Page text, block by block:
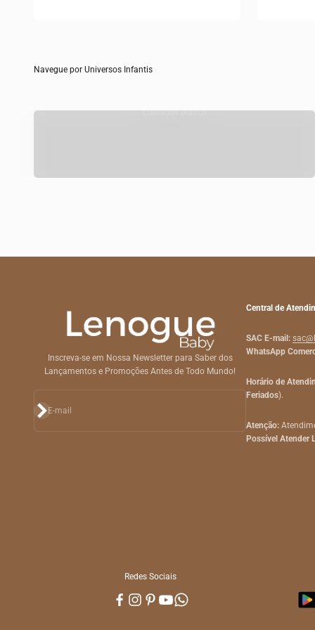
Navegue por Universos Infantis
Cuidados Diários
Inscreva-se em Nossa Newsletter para Saber dos
Lançamentos e Promoções Antes de Todo Mundo!
E-mail
Assinar
Central de
SAC E-mail:
WhatsApp
Horário de
Feriados).
Atenção:
Possível Atender
Redes Sociais